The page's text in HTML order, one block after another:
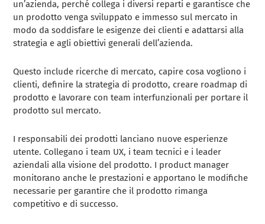
un’azienda, perché collega i diversi reparti e garantisce che
un prodotto venga sviluppato e immesso sul mercato in
modo da soddisfare le esigenze dei clienti e adattarsi alla
strategia e agli obiettivi generali dell’azienda.
Questo include ricerche di mercato, capire cosa vogliono i
clienti, definire la strategia di prodotto, creare roadmap di
prodotto e lavorare con team interfunzionali per portare il
prodotto sul mercato.
I responsabili dei prodotti lanciano nuove esperienze
utente. Collegano i team UX, i team tecnici e i leader
aziendali alla visione del prodotto. I product manager
monitorano anche le prestazioni e apportano le modifiche
necessarie per garantire che il prodotto rimanga
competitivo e di successo.